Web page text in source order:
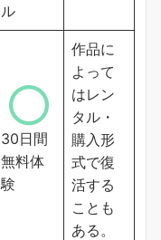
ル
30日間
無料体
験
作品に
よって
はレン
タル・
購入形
式で復
活する
ことも
ある。